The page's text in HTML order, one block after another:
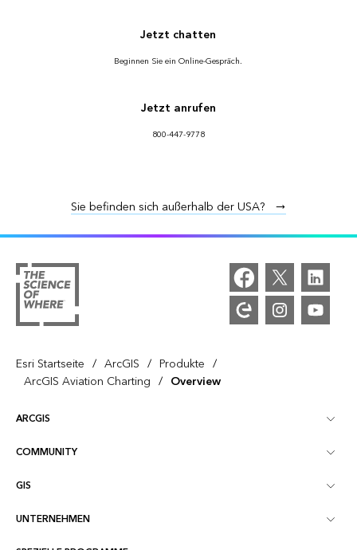
Jetzt chatten
Beginnen Sie ein Online-Gespräch.
Jetzt anrufen
800-447-9778
Sie befinden sich außerhalb der USA?
Esri Startseite / ArcGIS / Produkte /
ArcGIS Aviation Charting / Overview
ARCGIS
ArcGIS – Überblick
Kartenerstellung
COMMUNITY
Esri Community
ArcGIS Blog
GIS
Was ist GIS?
UNTERNEHMEN